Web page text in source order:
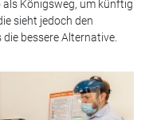
Königsweg, um künftig
sieht jedoch den
bessere Alternative.